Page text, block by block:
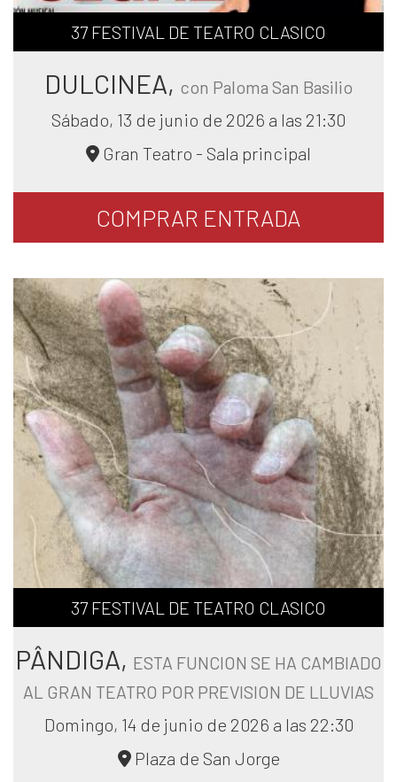
37 FESTIVAL DE TEATRO CLASICO
DULCINEA, con Paloma San Basilio
Sábado, 13 de junio de 2026 a las 21:30
Gran Teatro - Sala principal
COMPRAR ENTRADA
37 FESTIVAL DE TEATRO CLASICO
PÂNDIGA, ESTA FUNCION SE HA CAMBIADO
AL GRAN TEATRO POR PREVISION DE LLUVIAS
Domingo, 14 de junio de 2026 a las 22:30
Plaza de San Jorge